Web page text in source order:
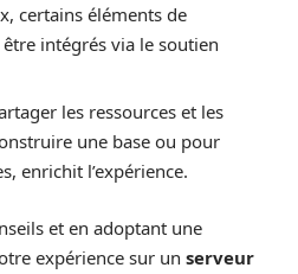
certains éléments de
intégrés via le soutien
les ressources et les
une base ou pour
enrichit l’expérience.
et en adoptant une
expérience sur un serveur